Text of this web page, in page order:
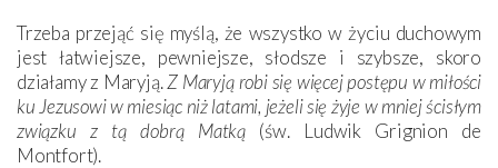
Trzeba przejąć się myślą, że wszystko w życiu duchowym
jest łatwiejsze, pewniejsze, słodsze i szybsze, skoro
działamy z Maryją.Z Maryją robi się więcej postępu w miłości
ku Jezusowi w miesiąc niż latami, jeżeli się żyje w mniej ścisłym
związku z tą dobrą Matką (św. Ludwik Grignion de
Montfort).